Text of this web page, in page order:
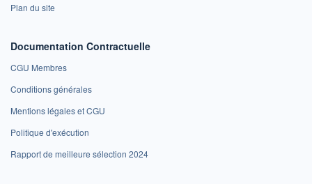
Plan du site
Documentation Contractuelle
CGU Membres
Conditions générales
Mentions légales et CGU
Politique d'exécution
Rapport de meilleure sélection 2024